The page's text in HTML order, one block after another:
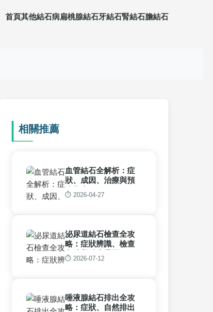
首頁其他結石病扁桃腺結石牙結石腎結石膽結石
相關推薦
血管結石全解析：症
狀、成因、治療與預
防指南
⏱️ 2026-04-27
泌尿道結石檢查全攻
略：症狀辨識、檢查
方法與治療選擇
⏱️ 2026-07-12
唾液腺結石排出全攻
略：症狀、自然排出